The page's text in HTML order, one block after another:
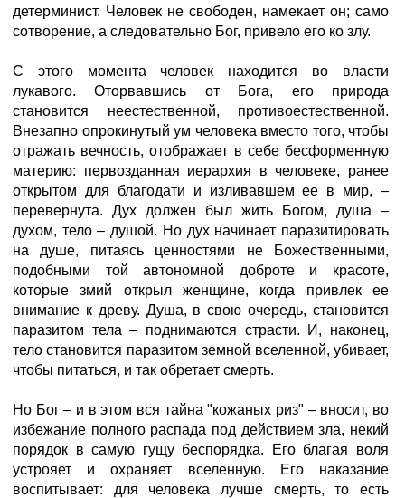
детерминист. Человек не свободен, намекает он; само
сотворение, а следовательно Бог, привело его ко злу.
С этого момента человек находится во власти
лукавого. Оторвавшись от Бога, его природа
становится неестественной, противоестественной.
Внезапно опрокинутый ум человека вместо того, чтобы
отражать вечность, отображает в себе бесформенную
материю: первозданная иерархия в человеке, ранее
открытом для благодати и изливавшем ее в мир, –
перевернута. Дух должен был жить Богом, душа –
духом, тело – душой. Но дух начинает паразитировать
на душе, питаясь ценностями не Божественными,
подобными той автономной доброте и красоте,
которые змий открыл женщине, когда привлек ее
внимание к древу. Душа, в свою очередь, становится
паразитом тела – поднимаются страсти. И, наконец,
тело становится паразитом земной вселенной, убивает,
чтобы питаться, и так обретает смерть.
Но Бог – и в этом вся тайна "кожаных риз" – вносит, во
избежание полного распада под действием зла, некий
порядок в самую гущу беспорядка. Его благая воля
устрояет и охраняет вселенную. Его наказание
воспитывает: для человека лучше смерть, то есть